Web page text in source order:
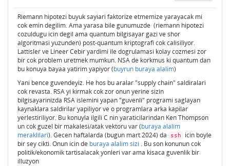
Riemann hipotezi buyuk sayiari faktorize etmemize yarayacak mi
cok emin degilim. Ama yarasa bile gunumuzde (riemann hipotezi
cozuldugu icin degil ama quantum bilgisayar gazi ve shor
algoritmasi yuzunden) post-quantum kriptografi cok calisiliyor.
Lattisler ve Lineer Cebir yardimi ile dogrulamasi kolay cozmesi zor
bir cok problem uretmek mumkun. NSA de korkmus ki quantum dan
bu konuya bayaa yatirim yapiyor (buyrun buraya alalim)
Yani bence guvendeyiz. He hos bu aralar "supply chain" saldiralari
cok revasta. RSA yi kirmak cok zor onun yerine sizin
bilgisayarinizda RSA islemini yapan "guvenli" programi saglayan
kaynaklara saldirilar yapiliyor ve o programlara arka kapilar
yerlestiriliyor. Bu konuyla ilgili C nin yaraticilarindan Ken Thompson
un cok guzel bir makalesi/atak vektoru var (buraya alalim
meraklilari). Gecen haftalarda (bugun mart 2024) da ssh
icin boyle
bir sey cikti. Onun icin de buraya alalim sizi . Bu son konunun cok
politik/ekonomik tartisalacak yonleri var ama kisaca guvenlik bir
illuzyon